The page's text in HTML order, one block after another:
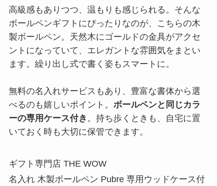
高級感もありつつ、温もりも感じられる。そんな
ボールペンギフトにぴったりなのが、こちらの木
製ボールペン。天然木にゴールドの金具がアクセ
ントになっていて、エレガントな雰囲気をまとい
ます。繰り出し式で書く姿もスマートに。
無料の名入れサービスもあり、豊富な書体から選
べるのも嬉しいポイント。 ボールペンと同じカラ
ーの専用ケース付き 。持ち歩くときも、自宅に置
いておく時も大切に保管できます。
ギフト専門店 THE WOW
名入れ 木製ボールペン Pubre 専用ウッドケース付